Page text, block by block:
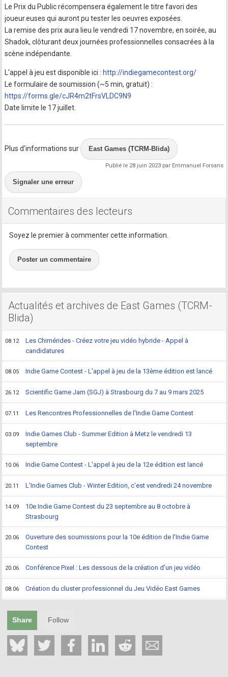
Le Prix du Public récompensera également le titre favori des
joueur.euses qui auront pu tester les oeuvres exposées.
La remise des prix aura lieu le vendredi 17 novembre, en soirée, au
Shadok, clôturant deux journées professionnelles consacrées à la
scène indépendante.
L'appel à jeu est disponible ici : http://indiegamecontest.org/
Le formulaire de soumission (~5 min, gratuit) :
https://forms.gle/cJR4m2tFrsVLDC9N9
Date limite le 17 juillet.
Plus d'informations sur East Games (TCRM-Blida)
Publié le 28 juin 2023 par Emmanuel Forsans
Signaler une erreur
Commentaires des lecteurs
Soyez le premier à commenter cette information.
Poster un commentaire
Actualités et archives de East Games (TCRM-
Blida)
08.12
Les Chimérides - Créez votre jeu vidéo hybride - Appel à
candidatures
08.05 Indie Game Contest - L'appel à jeu de la 13ème édition est lancé
26.12 Scientific Game Jam (SGJ) à Strasbourg du 7 au 9 mars 2025
07.11 Les Rencontres Professionnelles de l'Indie Game Contest
03.09
Indie Games Club - Summer Edition à Metz le vendredi 13
septembre
10.06 Indie Game Contest - L'appel à jeu de la 12e édition est lancé
20.11 L'Indie Games Club - Winter Edition, c'est vendredi 24 novembre
14.09
10e Indie Game Contest du 23 septembre au 8 octobre à
Strasbourg
20.06
Ouverture des soumissions pour la 10e édition de l'Indie Game
Contest
20.06 Conférence Pixel : Les dessous de la création d'un jeu vidéo
08.06 Création du cluster professionnel du Jeu Vidéo East Games
Share Follow